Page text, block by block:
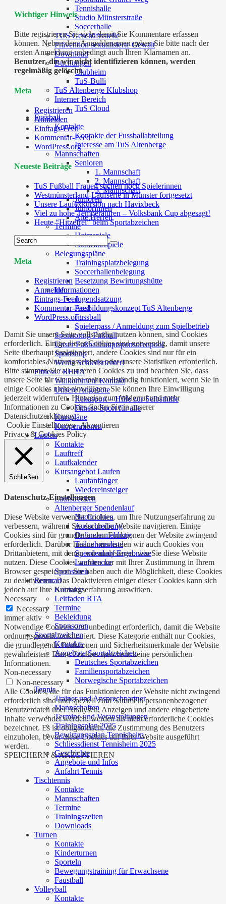
Tennishalle
Studio Münsterstraße
Soccerhalle
TUS Geschäftsstelle
Prävention sexualisierte Gewalt
Download
Buchungen
Clubheim
TuS-Bulli
TuS Altenberge Klubshop
Interner Bereich
TuS Cloud
Fussball
Kontakte
Kontakte der Fussballabteilung
Interesse am TuS Altenberge
Mannschaften
Senioren
1. Mannschaft
2. Mannschaft
3. Mannschaft
Junioren
Juniorinnen
Alte Herren
Termine
Heimspiele
Auswärtsspiele
Belegungspläne
Trainingsplatzbelegung
Soccerhallenbelegung
Besetzung Bewirtungshütte
Informationen
Jugendsatzung
Ausbildungskonzept TuS Altenberge
Fussball
Spielerpass / Anmeldung zum Spielbetrieb
Sponsoring Fußball
Unser Fußballhauptsponsorenpool
Sportshop
Werde Schiedsrichter!
Fitness / REHA
Willkommen/ Kontakt
Unsere Angebote
Rehasport – Hilfe zur Selbsthilfe
Fitness-Sport für alle
Kurspläne
Kooperationen
Laufen
Kontakte
Lauftreff
Laufkalender
Kursangebot Laufen
Laufanfänger
Wiedereinsteiger
Laufstrecken
Altenberger Spendenlauf
Nachrichten
Ausschreibung
Onlineanmeldung
Teilnehmerliste
Spendenlauf Ergebnisse
Laufstrecke
Sponsoren
Rennrad
Kontakte
Leitfaden RTA
Termine
Bekleidung
Sponsoren
Sportabzeichen
Kontakte
Angebote Sportabzeichen
Deutsches Sportabzeichen
Familiensportabzeichen
Norwegische Sportabzeichen
Tennis
Trainer und Ansprechpartner
Mannschaften
Termine und Veranstaltungen
Trainingsplan 2025
Bewirtungsplan Tennisheim
Schliessdienst Tennisheim 2025
Geschichte
Angebote und Infos
Anfahrt Tennis
Tischtennis
Kontakte
Mannschaften
Termine
Trainingszeiten
Downloads
Turnen
Kontakte
Kinderturnen
Sporteln
Bewegungstraining für Erwachsene
Faustball
Volleyball
Kontakte
Wichtiger Hinweis
Bitte registrieren Sie sich, damit Sie Kommentare erfassen
können. Neben dem Anmeldenamen geben Sie bitte nach der
ersten Anmeldung unbedingt auch Ihren Klarnamen an.
Benutzer, die wir nicht identifizieren können, werden
regelmäßig gelöscht.
Meta
Registrieren
Anmelden
Eintrags-Feed
Kommentar-Feed
WordPress.org
Neueste Beiträge
TuS Fußball Frauen suchen noch Spielerinnen
Westmünsterland-Laufserie in Münster fortgesetzt
Unsere Laufexkursion nach Havixbeck
Viel zu hohe Temperaturen – Volksbank Cup abgesagt!
Heute “Hitzefrei” beim Sportabzeichen
Meta
Registrieren
Anmelden
Eintrags-Feed
Kommentar-Feed
WordPress.org
Damit Sie unsere Seite vollständig nutzen können, sind Cookies
erforderlich. Einige dieser Cookies sind notwendig, damit unsere
Seite überhaupt funktioniert, andere Cookies sind nur für ein
komfortables Nutzungserlebnis oder unsere Statistiken erforderlich.
Bitte stimmen Sie all unseren Cookies zu und beachten Sie, dass
unsere Seite für Sie nicht mehr vollständig funktioniert, wenn Sie in
einige Cookies nicht einwilligen. Sie können Ihre Einwilligung
jederzeit widerrufen. Hinweise zum Widerruf und mehr
Informationen zu Cookies finden Sie in unserer
Datenschutzerklärung.
Cookie Einstellungen Akzeptieren
Privacy & Cookies Policy
Schließen
Datenschutz-Einstellungen
Diese Website verwendet Cookies, um Ihre Nutzungserfahrung zu
verbessern, während Sie durch die Website navigieren. Einige
Cookies sind für grundlegenden Funktionen der Website zwingend
erforderlich. Darüber hinaus verwenden wir auch Cookies von
Drittanbietern, mit denen wir analysieren, wie Sie diese Website
nutzen. Diese Cookies werden nur mit Ihrer Zustimmung in Ihrem
Browser gespeichert. Sie haben auch die Möglichkeit, diese Cookies
zu deaktivieren. Das Deaktivieren einiger dieser Cookies kann sich
jedoch auf Ihre Nutzungserfahrung auswirken.
Necessary
Necessary
immer aktiv
Notwendige Cookies sind unbedingt erforderlich, damit die Website
ordnungsgemäß funktioniert. Diese Kategorie enthält nur Cookies,
die grundlegende Funktionen und Sicherheitsmerkmale der Website
gewährleisten. Diese Cookies speichern keine persönlichen
Informationen.
Non-necessary
Non-necessary
Alle Cookies, die für das Funktionieren der Website nicht zwingend
erforderlich sind und speziell zum Sammeln personenbezogener
Benutzerdaten über Analysen, Anzeigen und andere eingebettete
Inhalte verwendet werden, werden als nicht erforderliche Cookies
bezeichnet. Es ist obligatorisch, die Zustimmung des Benutzers
einzuholen, bevor diese Cookies auf Ihrer Website ausgeführt
werden.
SPEICHERN & AKZEPTIEREN